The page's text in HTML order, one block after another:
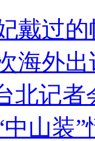
戴过
海外
北记者
山装